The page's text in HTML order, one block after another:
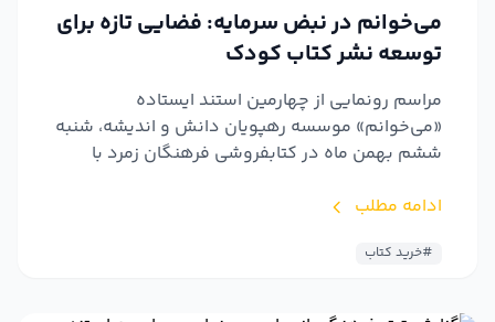
می‌خوانم در نبض سرمایه: فضایی تازه برای
توسعه نشر کتاب کودک
مراسم رونمایی از چهارمین استند ایستاده
«می‌خوانم» موسسه رهپویان دانش و اندیشه، شنبه
ششم بهمن ماه در کتابفروشی فرهنگان زمرد با
ادامه مطلب
#خرید کتاب